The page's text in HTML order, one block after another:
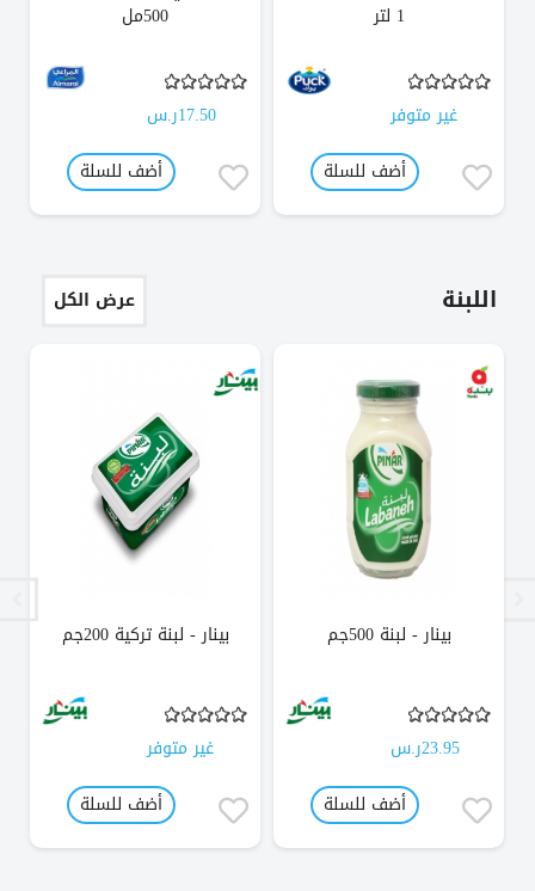
1 لتر
غير متوفر
أضف للسلة
500مل
17.50ر.س
أضف للسلة
اللبنة
بينار - لبنة 500جم
23.95ر.س
أضف للسلة
بينار - لبنة تركية 200جم
غير متوفر
أضف للسلة
عرض الكل